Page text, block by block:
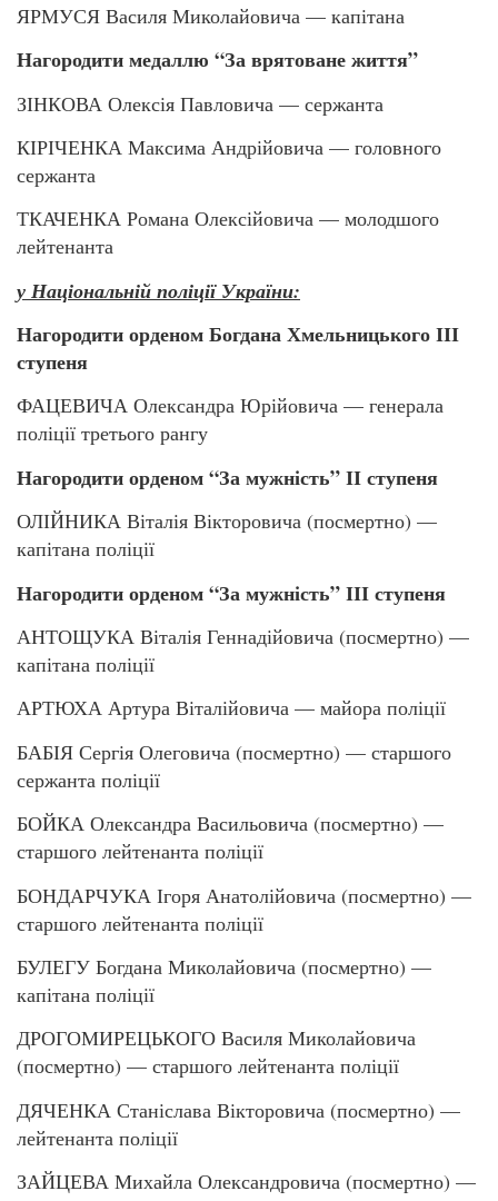
ЯРМУСЯ Василя Миколайовича — капітана
Нагородити медаллю “За врятоване життя”
ЗІНКОВА Олексія Павловича — сержанта
КІРІЧЕНКА Максима Андрійовича — головного
сержанта
ТКАЧЕНКА Романа Олексійовича — молодшого
лейтенанта
у Національній поліції України:
Нагородити орденом Богдана Хмельницького ІІІ
ступеня
ФАЦЕВИЧА Олександра Юрійовича — генерала
поліції третього рангу
Нагородити орденом “За мужність” ІІ ступеня
ОЛІЙНИКА Віталія Вікторовича (посмертно) —
капітана поліції
Нагородити орденом “За мужність” ІІІ ступеня
АНТОЩУКА Віталія Геннадійовича (посмертно) —
капітана поліції
АРТЮХА Артура Віталійовича — майора поліції
БАБІЯ Сергія Олеговича (посмертно) — старшого
сержанта поліції
БОЙКА Олександра Васильовича (посмертно) —
старшого лейтенанта поліції
БОНДАРЧУКА Ігоря Анатолійовича (посмертно) —
старшого лейтенанта поліції
БУЛЕГУ Богдана Миколайовича (посмертно) —
капітана поліції
ДРОГОМИРЕЦЬКОГО Василя Миколайовича
(посмертно) — старшого лейтенанта поліції
ДЯЧЕНКА Станіслава Вікторовича (посмертно) —
лейтенанта поліції
ЗАЙЦЕВА Михайла Олександровича (посмертно) —